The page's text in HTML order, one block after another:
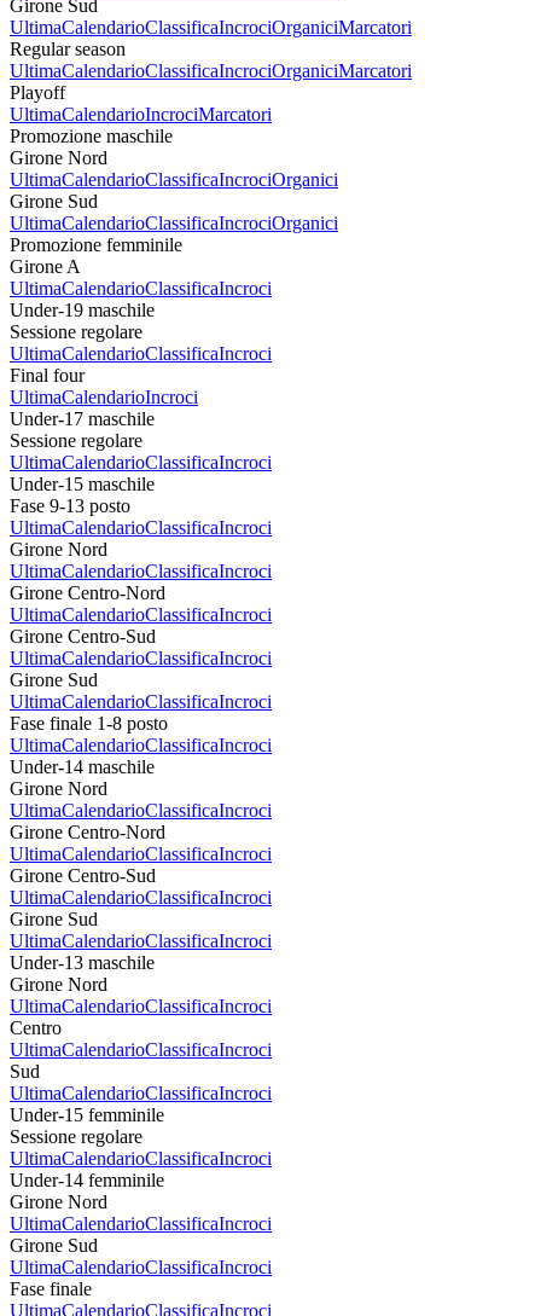
Girone Sud
UltimaCalendarioClassificaIncrociOrganiciMarcatori
Regular season
UltimaCalendarioClassificaIncrociOrganiciMarcatori
Playoff
UltimaCalendarioIncrociMarcatori
Promozione maschile
Girone Nord
UltimaCalendarioClassificaIncrociOrganici
Girone Sud
UltimaCalendarioClassificaIncrociOrganici
Promozione femminile
Girone A
UltimaCalendarioClassificaIncroci
Under-19 maschile
Sessione regolare
UltimaCalendarioClassificaIncroci
Final four
UltimaCalendarioIncroci
Under-17 maschile
Sessione regolare
UltimaCalendarioClassificaIncroci
Under-15 maschile
Fase 9-13 posto
UltimaCalendarioClassificaIncroci
Girone Nord
UltimaCalendarioClassificaIncroci
Girone Centro-Nord
UltimaCalendarioClassificaIncroci
Girone Centro-Sud
UltimaCalendarioClassificaIncroci
Girone Sud
UltimaCalendarioClassificaIncroci
Fase finale 1-8 posto
UltimaCalendarioClassificaIncroci
Under-14 maschile
Girone Nord
UltimaCalendarioClassificaIncroci
Girone Centro-Nord
UltimaCalendarioClassificaIncroci
Girone Centro-Sud
UltimaCalendarioClassificaIncroci
Girone Sud
UltimaCalendarioClassificaIncroci
Under-13 maschile
Girone Nord
UltimaCalendarioClassificaIncroci
Centro
UltimaCalendarioClassificaIncroci
Sud
UltimaCalendarioClassificaIncroci
Under-15 femminile
Sessione regolare
UltimaCalendarioClassificaIncroci
Under-14 femminile
Girone Nord
UltimaCalendarioClassificaIncroci
Girone Sud
UltimaCalendarioClassificaIncroci
Fase finale
UltimaCalendarioClassificaIncroci